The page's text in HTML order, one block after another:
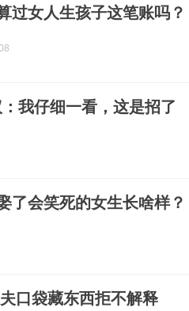
过女人生孩子这笔账吗？
我仔细一看，这是招了
了会笑死的女生长啥样？
口袋藏东西拒不解释